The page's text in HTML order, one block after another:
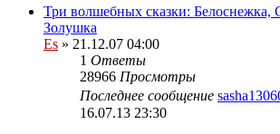
Три волшебных сказки: Белоснежка,
Золушка
Es » 21.12.07 04:00
1 Ответы
28966 Просмотры
Последнее сообщение
16.07.13 23:30